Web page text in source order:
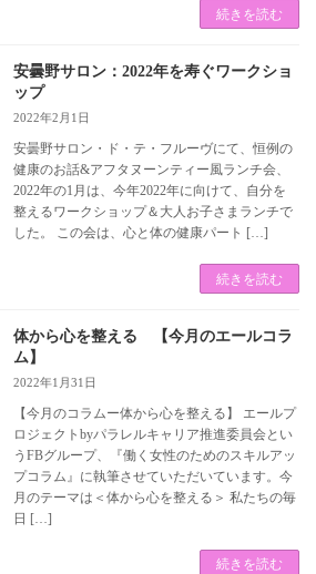
続きを読む
安曇野サロン：2022年を寿ぐワークショ
ップ
2022年2月1日
安曇野サロン・ド・テ・フルーヴにて、恒例の
健康のお話&アフタヌーンティー風ランチ会、
2022年の1月は、今年2022年に向けて、自分を
整えるワークショップ＆大人お子さまランチで
した。 この会は、心と体の健康パート […]
続きを読む
体から心を整える 【今月のエールコラ
ム】
2022年1月31日
【今月のコラムー体から心を整える】 エールプ
ロジェクトbyパラレルキャリア推進委員会とい
うFBグループ、『働く女性のためのスキルアッ
プコラム』に執筆させていただいています。今
月のテーマは＜体から心を整える＞ 私たちの毎
日 […]
続きを読む